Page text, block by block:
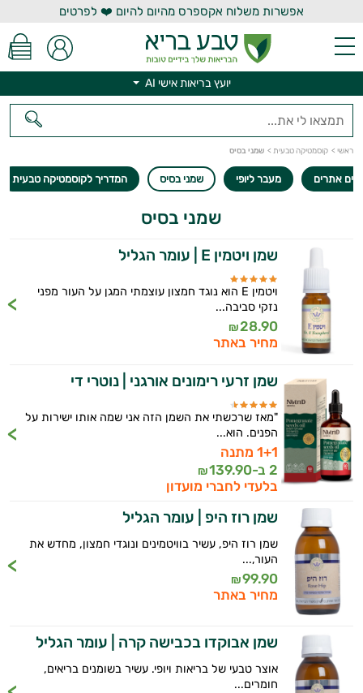
אפשרות משלוח אקספרס מהיום להיום ❤️ לפרטים
יועץ בריאות אישי AI
ראשי > קוסמטיקה טבעית > שמני בסיס
אתרים מעבר ליופי שמני בסיס המדריך לקוסמטיקה טבעית
שמני בסיס
שמן ויטמין E | עומר הגליל
ויטמין E הוא נוגד חמצון עוצמתי המגן על העור מפני
נזקי סביבה...
28.90
₪
מחיר באתר
שמן זרעי רימונים אורגני | נוטרי די
"מאז שרכשתי את השמן הזה אני שמה אותו ישירות על
הפנים. הוא...
1+1 מתנה
2 ב-
139.90
₪
בלעדי לחברי מועדון
שמן רוז היפ | עומר הגליל
שמן רוז היפ, עשיר בוויטמינים ונוגדי חמצון, מחדש את
העור,...
99.90
₪
מחיר באתר
שמן אבוקדו בכבישה קרה | עומר הגליל
אוצר טבעי של בריאות ויופי. עשיר בשומנים בריאים,
חומרים...
יועץ בריאות אישי AI